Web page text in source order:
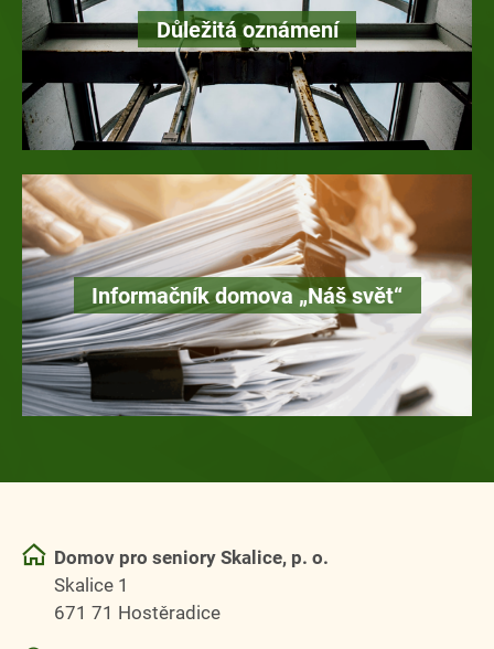
Důležitá oznámení
Informačník domova „Náš svět“
Domov pro seniory Skalice, p. o.
Skalice 1
671 71 Hostěradice